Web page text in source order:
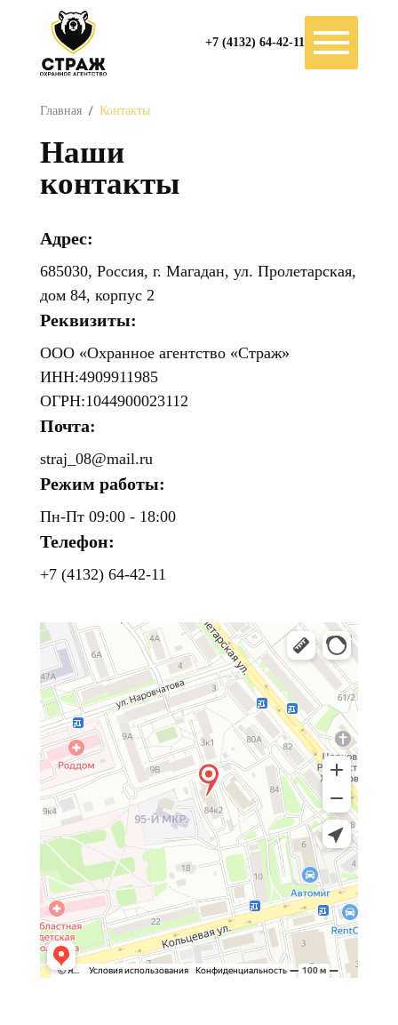
+7 (4132) 64-42-11
Главная Контакты
Наши
контакты
Адрес:
685030, Россия, г. Магадан, ул. Пролетарская,
дом 84, корпус 2
Реквизиты:
ООО «Охранное агентство «Страж»
ИНН:4909911985
ОГРН:1044900023112
Почта:
straj_08@mail.ru
Режим работы:
Пн-Пт 09:00 - 18:00
Телефон:
+7 (4132) 64-42-11